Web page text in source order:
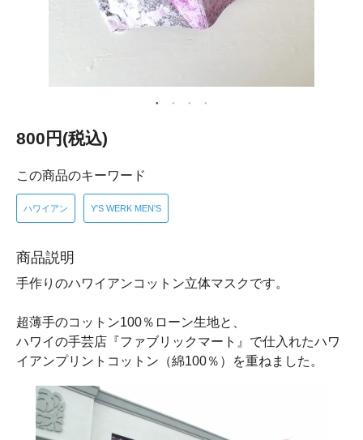
800円(税込)
この商品のキーワード
ハワイアン Y'S WERK MEN'S
商品説明
手作りのハワイアンコットン立体マスクです。
超薄手のコットン100％ローン生地と、
ハワイの手芸店『ファブリックマート』で仕入れたハワ
イアンプリントコットン（綿100％）を重ねました。